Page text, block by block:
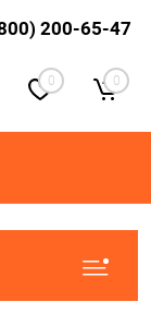
200-65-47
0 0